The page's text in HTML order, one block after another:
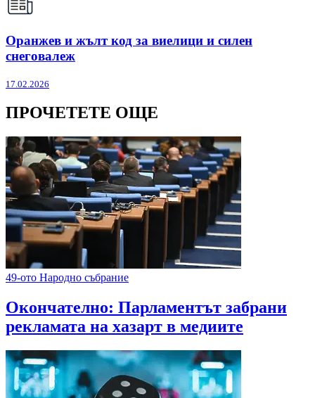
Оранжев и жълт код за виелици и силен
снеговалеж
17.02.2026
ПРОЧЕТЕТЕ ОЩЕ
49-ото Народно събрание
Окончателно: Парламентът забрани
рекламата на хазарт в медиите